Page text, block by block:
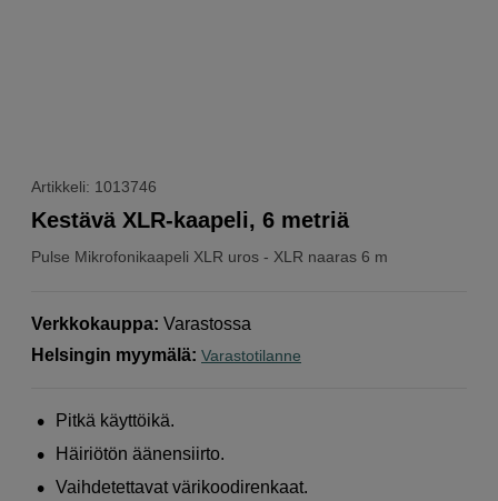
Artikkeli: 1013746
Pulse Mikrofonikaapeli XLR uros - XLR naaras 6 m
Kestävä XLR-kaapeli, 6 metriä
Verkkokauppa: Varastossa
Helsingin myymälä: Varastotilanne
Pitkä käyttöikä.
Häiriötön äänensiirto.
Vaihdetettavat värikoodirenkaat.